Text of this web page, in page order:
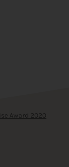
Award 2020